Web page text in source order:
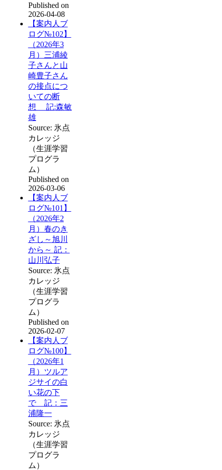
Published on
2026-04-08
【案内人ブ
ログ№102】
（2026年3
月）三浦綾
子さんと山
崎豊子さん
の接点につ
いての断
想 記:森敏
雄
Source: 氷点
カレッジ
（生涯学習
プログラ
ム）
Published on
2026-03-06
【案内人ブ
ログ№101】
（2026年2
月）春のき
ざし～旭川
から～ 記：
山川弘子
Source: 氷点
カレッジ
（生涯学習
プログラ
ム）
Published on
2026-02-07
【案内人ブ
ログ№100】
（2026年1
月）ツルア
ジサイの白
い花の下
で 記：三
浦隆一
Source: 氷点
カレッジ
（生涯学習
プログラ
ム）